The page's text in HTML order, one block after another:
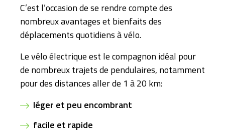
C’est l’occasion de se rendre compte des
nombreux avantages et bienfaits des
déplacements quotidiens à vélo.
Le vélo électrique est le compagnon idéal pour
de nombreux trajets de pendulaires, notamment
pour des distances aller de 1 à 20 km:
léger et peu encombrant
facile et rapide